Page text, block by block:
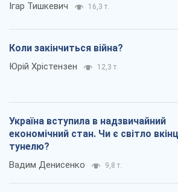
Ігар Тишкевич 16,3 т.
Коли закінчиться війна?
Юрій Хрістензен 12,3 т.
Україна вступила в надзвичайний
економічний стан. Чи є світло
тунелю?
Вадим Денисенко 9,8 т.